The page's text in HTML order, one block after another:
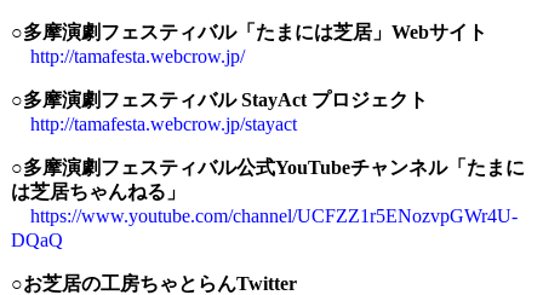
○多摩演劇フェスティバル「たまには芝居」Webサイト
http://tamafesta.webcrow.jp/
○多摩演劇フェスティバル StayAct プロジェクト
http://tamafesta.webcrow.jp/stayact
○多摩演劇フェスティバル公式YouTubeチャンネル「たまに
は芝居ちゃんねる」
https://www.youtube.com/channel/UCFZZ1r5ENozvpGWr4U-
DQaQ
○お芝居の工房ちゃとらんTwitter